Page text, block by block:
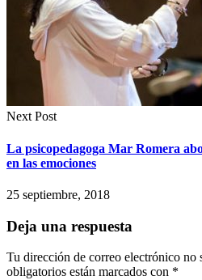
Next Post
La psicopedagoga Mar Romera
en las emociones
25 septiembre, 2018
Deja una respuesta
Tu dirección de correo electrónico no
obligatorios están marcados con *